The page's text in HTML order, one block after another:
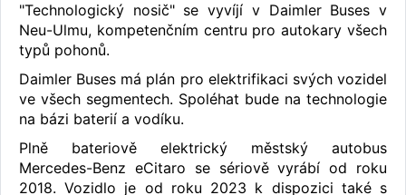
"Technologický nosič" se vyvíjí v Daimler Buses v
Neu-Ulmu, kompetenčním centru pro autokary všech
typů pohonů.
Daimler Buses má plán pro elektrifikaci svých vozidel
ve všech segmentech. Spoléhat bude na technologie
na bázi baterií a vodíku.
Plně bateriově elektrický městský autobus
Mercedes-Benz eCitaro se sériově vyrábí od roku
2018. Vozidlo je od roku 2023 k dispozici také s